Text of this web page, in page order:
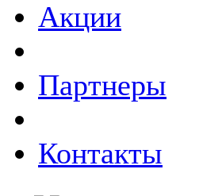
Акции
Партнеры
Контакты